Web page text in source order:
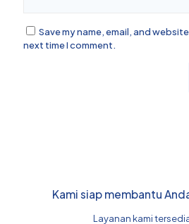
Save my name, email, and
next time I comment.
Kami siap membantu
Layanan kami